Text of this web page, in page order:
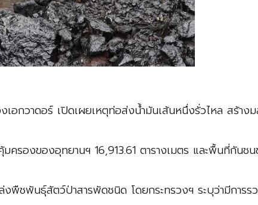
เอกวาดอร์ เปิดเผยเหตุท่อส่งน้ำมันเส้นหนึ่งรั่วไหล สร้
รองของอุทยานฯ 16,913.61 ตารางเมตร และพื้นที่กันช
ชพันธุ์สัตว์ป่าสารพัดชนิด โดยกระทรวงฯ ระบุว่ามีการ